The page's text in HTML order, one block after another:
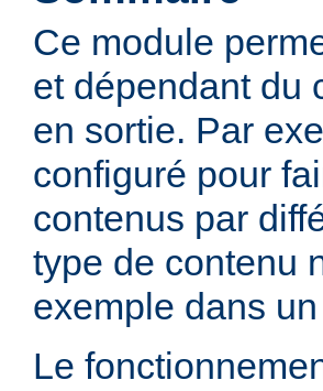
Ce module
et dépendant du
en sortie. Par
configuré pour
contenus par
type de contenu
exemple dans
Le